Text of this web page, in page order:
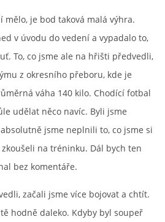
+ 2013
2015
mělo, je bod taková malá výhra.
v úvodu do vedení a vypadalo to,
To, co jsme ale na hřišti předvedli,
z okresního přeboru, kde je
váha 140 kilo. Chodící fotbal
udělat něco navíc. Byli jsme
jsme neplnili to, co jsme si
na tréninku. Dál bych ten
bez komentáře.
začali jsme více bojovat a chtít.
hodně daleko. Kdyby byl soupeř